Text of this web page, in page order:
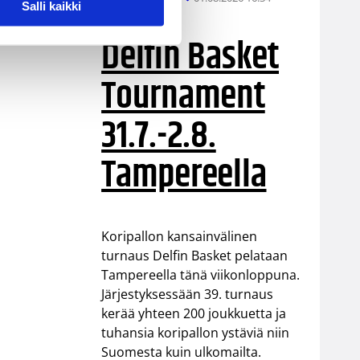
Salli kaikki
Delfin Basket
Tournament
31.7.-2.8.
Tampereella
Koripallon kansainvälinen
turnaus Delfin Basket pelataan
Tampereella tänä viikonloppuna.
Järjestyksessään 39. turnaus
kerää yhteen 200 joukkuetta ja
tuhansia koripallon ystäviä niin
Suomesta kuin ulkomailta.